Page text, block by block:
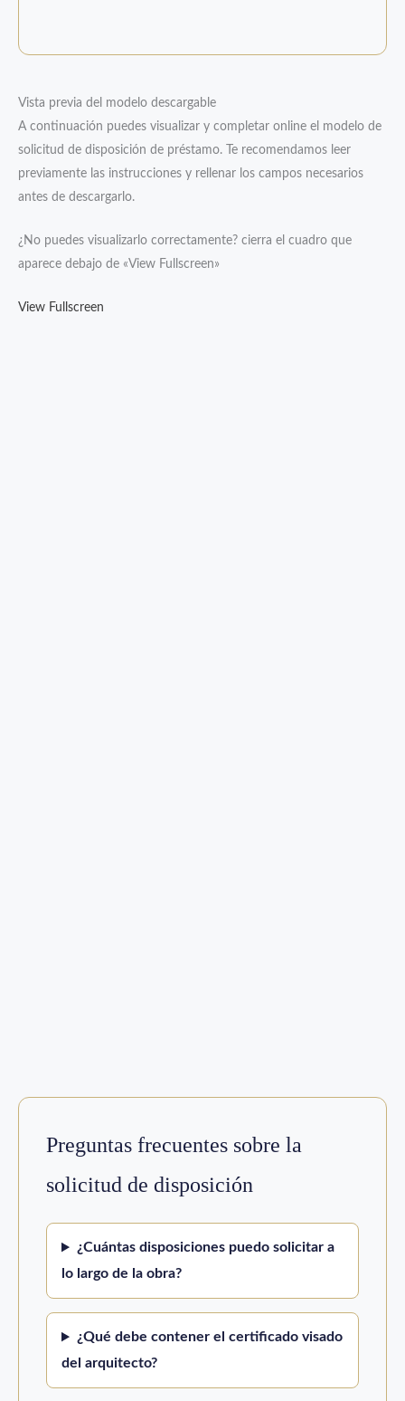
Vista previa del modelo descargable
A continuación puedes visualizar y completar online el modelo de
solicitud de disposición de préstamo. Te recomendamos leer
previamente las instrucciones y rellenar los campos necesarios
antes de descargarlo.
¿No puedes visualizarlo correctamente? cierra el cuadro que
aparece debajo de «View Fullscreen»
View Fullscreen
Preguntas frecuentes sobre la
solicitud de disposición
¿Cuántas disposiciones puedo solicitar a
lo largo de la obra?
¿Qué debe contener el certificado visado
del arquitecto?